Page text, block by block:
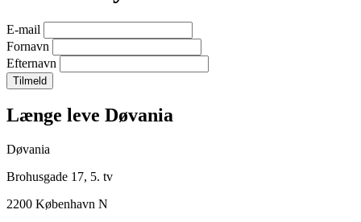
E-mail
Fornavn
Efternavn
Længe leve Døvania
Døvania
Brohusgade 17, 5. tv
2200 København N